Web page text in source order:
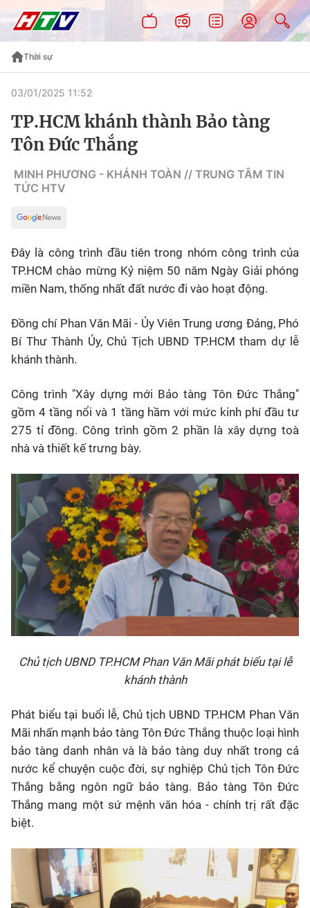
Thời sự
03/01/2025 11:52
TP.HCM khánh thành Bảo tàng
Tôn Đức Thắng
MINH PHƯƠNG - KHÁNH TOÀN // TRUNG TÂM TIN
TỨC HTV
Đây là công trình đầu tiên trong nhóm công trình của
TP.HCM chào mừng Kỷ niệm 50 năm Ngày Giải phóng
miền Nam, thống nhất đất nước đi vào hoạt động.
Đồng chí Phan Văn Mãi - Ủy Viên Trung ương Đảng, Phó
Bí Thư Thành Ủy, Chủ Tịch UBND TP.HCM tham dự lễ
khánh thành.
Công trình "Xây dựng mới Bảo tàng Tôn Đức Thắng"
gồm 4 tầng nổi và 1 tầng hầm với mức kinh phí đầu tư
275 tỉ đồng. Công trình gồm 2 phần là xây dựng toà
nhà và thiết kế trưng bày.
Chủ tịch UBND TP.HCM Phan Văn Mãi phát biểu tại lễ
khánh thành
Phát biểu tại buổi lễ, Chủ tịch UBND TP.HCM Phan Văn
Mãi nhấn mạnh bảo tàng Tôn Đức Thắng thuộc loại hình
bảo tàng danh nhân và là bảo tàng duy nhất trong cả
nước kể chuyện cuộc đời, sự nghiệp Chủ tịch Tôn Đức
Thắng bằng ngôn ngữ bảo tàng. Bảo tàng Tôn Đức
Thắng mang một sứ mệnh văn hóa - chính trị rất đặc
biệt.